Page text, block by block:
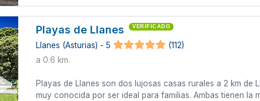
Playas de Llanes VERIFICADO
Llanes (Asturias) - 5
(112)
a 0.6 km.
Playas de Llanes son dos lujosas casas rurales a 2 km
muy conocida por ser ideal para familias. Ambas tienen la